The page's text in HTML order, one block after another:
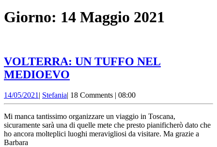
CLOSE
BUTTON
Giorno: 14 Maggio 2021
VOLTERRA: UN TUFFO NEL
MEDIOEVO
TUFFO
NEL
MEDIOEVO
14/05/2021 14/05/2021
| StefaniaStefania
| 18 Comments | 08:00
Mi manca tantissimo organizzare un viaggio in Toscana,
sicuramente sarà una di quelle mete che presto pianificherò dato che
ho ancora molteplici luoghi meravigliosi da visitare. Ma grazie a
Barbara